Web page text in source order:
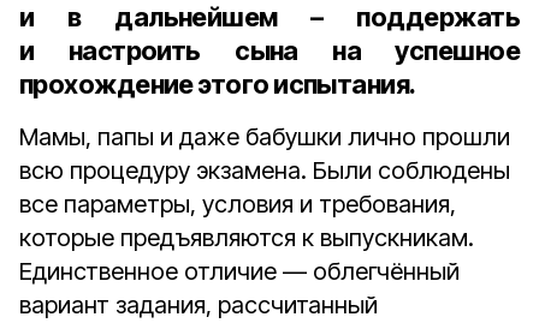
и в дальнейшем – поддержать
и настроить сына на успешное
прохождение этого испытания.
Мамы, папы и даже бабушки лично прошли
всю процедуру экзамена. Были соблюдены
все параметры, условия и требования,
которые предъявляются к выпускникам.
Единственное отличие — облегчённый
вариант задания, рассчитанный